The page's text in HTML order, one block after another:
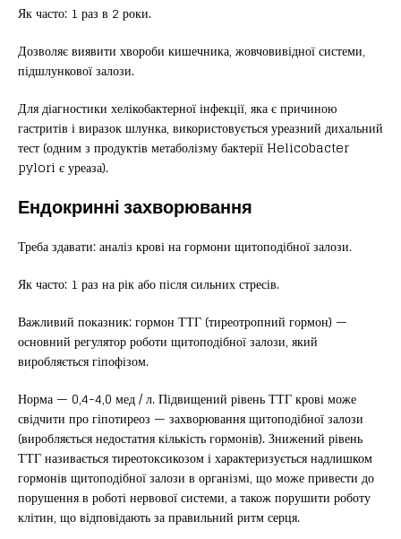
Як часто: 1 раз в 2 роки.
Дозволяє виявити хвороби кишечника, жовчовивідної системи,
підшлункової залози.
Для діагностики хелікобактерної інфекції, яка є причиною
гастритів і виразок шлунка, використовується уреазний дихальний
тест (одним з продуктів метаболізму бактерії Helicobacter
pylori є уреаза).
Ендокринні захворювання
Треба здавати: аналіз крові на гормони щитоподібної залози.
Як часто: 1 раз на рік або після сильних стресів.
Важливий показник: гормон ТТГ (тиреотропний гормон) —
основний регулятор роботи щитоподібної залози, який
виробляється гіпофізом.
Норма — 0,4-4,0 мед / л. Підвищений рівень ТТГ крові може
свідчити про гіпотиреоз — захворювання щитоподібної залози
(виробляється недостатня кількість гормонів). Знижений рівень
ТТГ називається тиреотоксикозом і характеризується надлишком
гормонів щитоподібної залози в організмі, що може привести до
порушення в роботі нервової системи, а також порушити роботу
клітин, що відповідають за правильний ритм серця.